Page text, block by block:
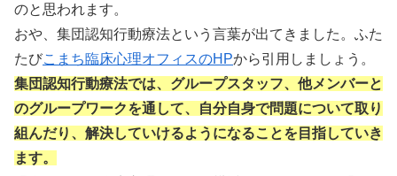
のと思われます。
おや、集団認知行動療法という言葉が出てきました。ふた
たびこまち臨床心理オフィスのHPから引用しましょう。
集団認知行動療法では、グループスタッフ、他メンバーと
のグループワークを通して、自分自身で問題について取り
組んだり、解決していけるようになることを目指していき
ます。